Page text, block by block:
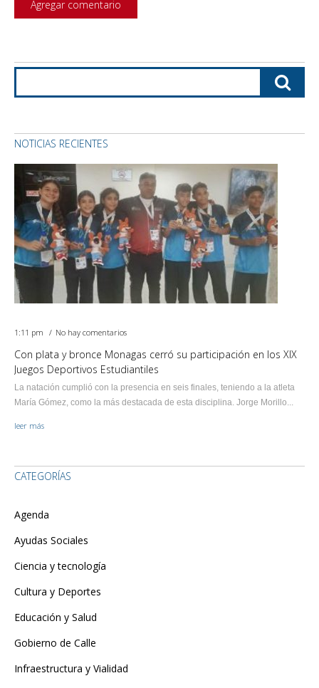
NOTICIAS RECIENTES
1:11 pm No hay comentarios
Con plata y bronce Monagas cerró su participación en los XIX
Juegos Deportivos Estudiantiles
La natación cumplió con la presencia en seis finales, teniendo a la atleta
María Gómez, como la más destacada de esta disciplina. Jorge Morillo...
leer más
CATEGORÍAS
Agenda
Ayudas Sociales
Ciencia y tecnología
Cultura y Deportes
Educación y Salud
Gobierno de Calle
Infraestructura y Vialidad